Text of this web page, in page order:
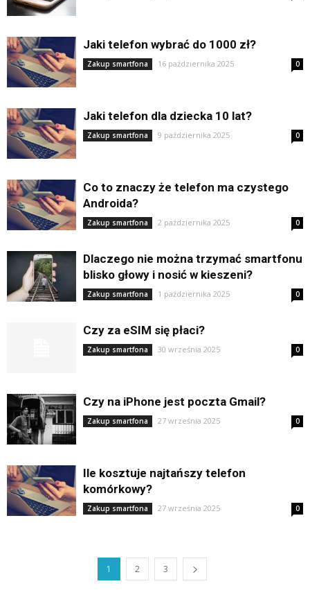
Jaki telefon wybrać do 1000 zł?
Zakup smartfona 16 października 2025 0
Jaki telefon dla dziecka 10 lat?
Zakup smartfona 9 października 2025 0
Co to znaczy że telefon ma czystego
Androida?
Zakup smartfona 2 października 2025 0
Dlaczego nie można trzymać smartfonu
blisko głowy i nosić w kieszeni?
Zakup smartfona 1 października 2025 0
Czy za eSIM się płaci?
Zakup smartfona 30 września 2025 0
Czy na iPhone jest poczta Gmail?
Zakup smartfona 27 września 2025 0
Ile kosztuje najtańszy telefon
komórkowy?
Zakup smartfona 27 września 2025 0
1 2 3